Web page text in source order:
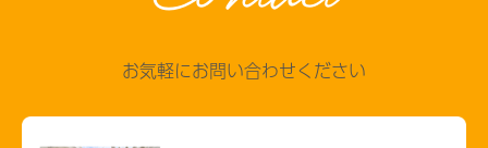
お気軽にお問い合わせください